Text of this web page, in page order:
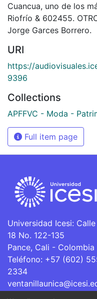
Cuancua, uno de los
Riofrío & 602455.
Jorge Garces Borrero.
URI
https://
9396
Collections
APFFVC - Moda -
Full item page
Universidad Icesi: Calle
18 No. 122-135
Pance, Cali - Colombia
Teléfono: +57 (602)
2334